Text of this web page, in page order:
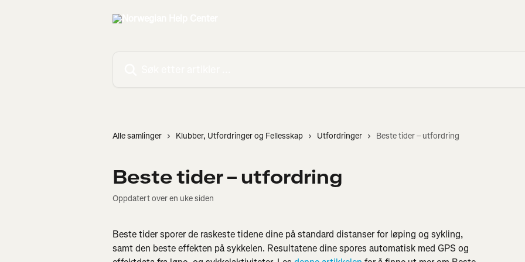
Alle samlinger Klubber, Utfordringer og Fellesskap Utfordringer Beste tider – utfordring
Beste tider – utfordring
Oppdatert over en uke siden
Beste tider sporer de raskeste tidene dine på standard distanser for løping og sykling,
samt den beste effekten på sykkelen. Resultatene dine spores automatisk med GPS og